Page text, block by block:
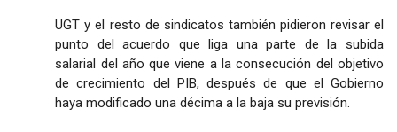
UGT y el resto de sindicatos también pidieron revisar el
punto del acuerdo que liga una parte de la subida
salarial del año que viene a la consecución del objetivo
de crecimiento del PIB, después de que el Gobierno
haya modificado una décima a la baja su previsión.